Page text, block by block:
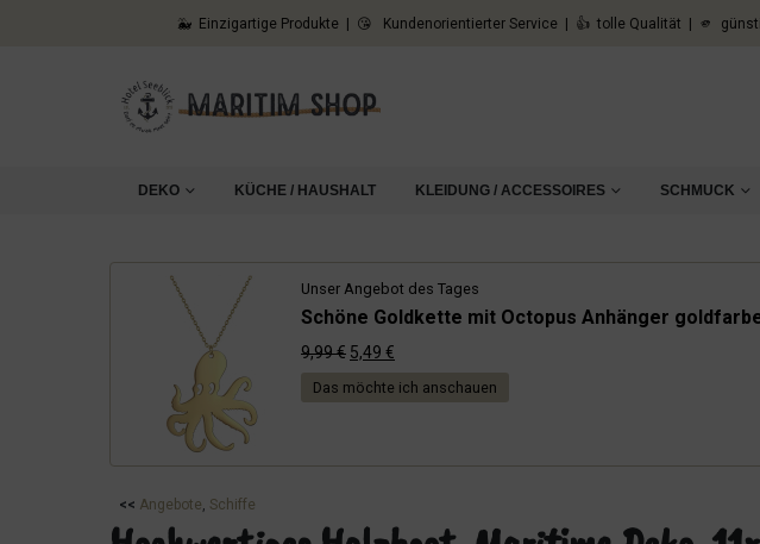
🐳 Einzigartige Produkte | 😘 Kundenorientierter Service | 👍 tolle Qualität | 🫵
DEKO KÜCHE / HAUSHALT KLEIDUNG / ACCESSOIRES SCHMUCK
Unser Angebot des Tages
Schöne Goldkette mit Octopus Anhänger
9,99€ Ursprünglicher
Preis
5,49 €
Preis
Das möchte ich anschauen
<< Angebote, Schiffe